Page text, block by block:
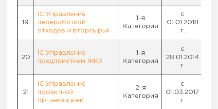
19
1С:Управление
переработкой
отходов и вторсырья
1-я
Категория
с
01.01.2018
г.
20
1С:Управление
предприятием ЖКХ
1-я
Категория
с
28.01.2014
г.
21
1С:Управление
проектной
организацией
2-я
Категория
с
01.03.2017
г.